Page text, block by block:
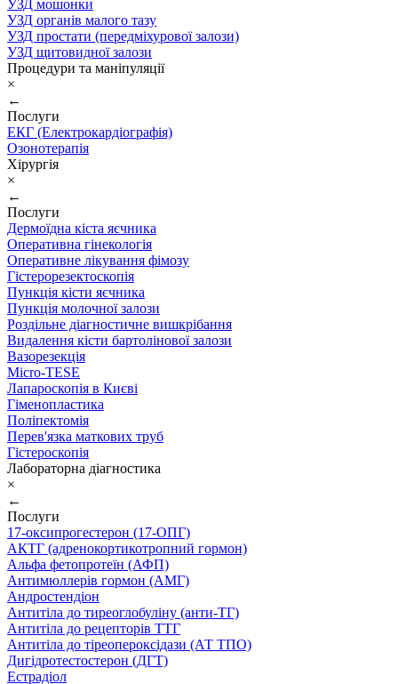
УЗД мошонки
УЗД органів малого тазу
УЗД простати (передміхурової залози)
УЗД щитовидної залози
Процедури та маніпуляції
×
←
Послуги
ЕКГ (Електрокардіографія)
Озонотерапія
Хірургія
×
←
Послуги
Дермоїдна кіста яєчника
Оперативна гінекологія
Оперативне лікування фімозу
Гістерорезектоскопія
Пункція кісти яєчника
Пункція молочної залози
Роздільне діагностичне вишкрібання
Видалення кісти бартолінової залози
Вазорезекція
Micro-TESE
Лапароскопія в Києві
Гіменопластика
Поліпектомія
Перев'язка маткових труб
Гістероскопія
Лабораторна діагностика
×
←
Послуги
17-оксипрогестерон (17-ОПГ)
АКТГ (адренокортикотропний гормон)
Альфа фетопротеїн (АФП)
Антимюллерів гормон (АМГ)
Андростендіон
Антитіла до тиреоглобуліну (анти-ТГ)
Антитіла до рецепторів ТТГ
Антитіла до тіреопероксідази (АТ ТПО)
Дигідротестостерон (ДГТ)
Естрадіол